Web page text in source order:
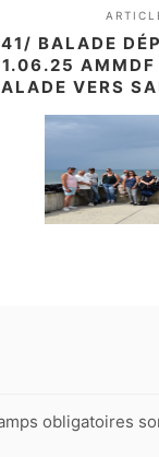
BALADE
AMMDF
VERS
obligatoires